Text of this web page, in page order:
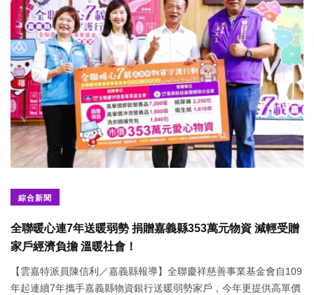
綜合新聞
全聯暖心連7年送暖弱勢 捐贈嘉義縣353萬元物資 減輕受贈
家戶經濟負擔 溫暖社會！
【雲嘉特派員陳信利／嘉義縣報導】全聯慶祥慈善事業基金會自109
年起連續7年攜手嘉義縣物資銀行送暖弱勢家戶，今年更提供高單價